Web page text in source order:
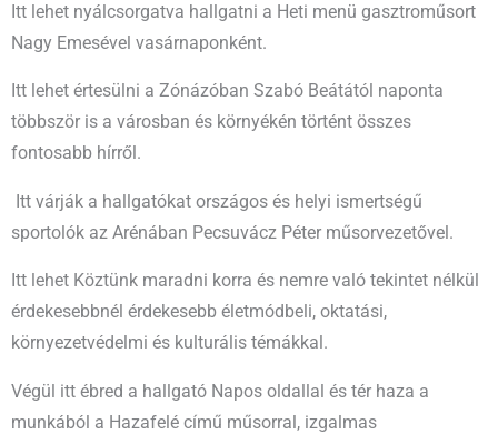
Itt lehet nyálcsorgatva hallgatni a Heti menü gasztroműsort
Nagy Emesével vasárnaponként.
Itt lehet értesülni a Zónázóban Szabó Beátától naponta
többször is a városban és környékén történt összes
fontosabb hírről.
Itt várják a hallgatókat országos és helyi ismertségű
sportolók az Arénában Pecsuvácz Péter műsorvezetővel.
Itt lehet Köztünk maradni korra és nemre való tekintet nélkül
érdekesebbnél érdekesebb életmódbeli, oktatási,
környezetvédelmi és kulturális témákkal.
Végül itt ébred a hallgató Napos oldallal és tér haza a
munkából a Hazafelé című műsorral, izgalmas